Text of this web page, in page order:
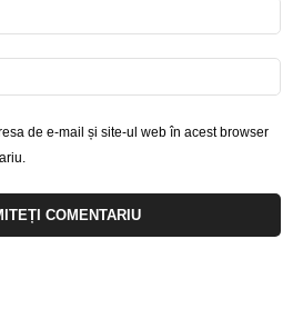
de e-mail și site-ul web în acest browser